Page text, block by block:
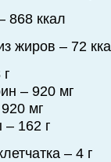
868 ккал
жиров – 72
– 920 мг
мг
– 162 г
– 4 г